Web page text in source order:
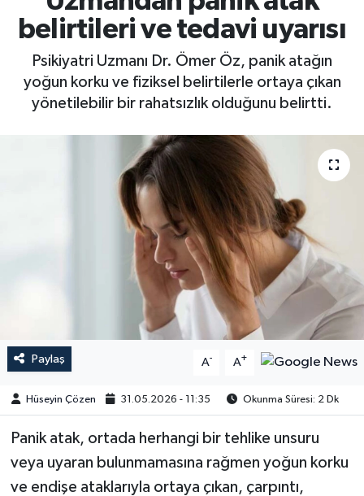
belirtileri ve tedavi uyarısı
Psikiyatri Uzmanı Dr. Ömer Öz, panik atağın
yoğun korku ve fiziksel belirtilerle ortaya çıkan
yönetilebilir bir rahatsızlık olduğunu belirtti.
Paylaş A- A+
Hüseyin Çözen 31.05.2026 - 11:35 Okunma Süresi: 2 Dk
​​​​​Panik atak, ortada herhangi bir tehlike unsuru
veya uyaran bulunmamasına rağmen yoğun korku
ve endişe ataklarıyla ortaya çıkan, çarpıntı,